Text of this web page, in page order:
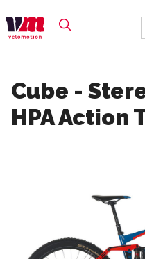
Cube -
HPA Action